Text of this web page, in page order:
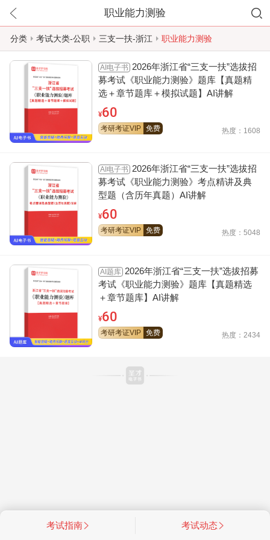
职业能力测验
分类 考试大类-公职 三支一扶-浙江 职业能力测验
AI电子书 2026年浙江省“三支一扶”选拔招
募考试《职业能力测验》题库【真题精
选＋章节题库＋模拟试题】AI讲解
¥60
考研考证VIP 免费 热度：1608
AI电子书 2026年浙江省“三支一扶”选拔招
募考试《职业能力测验》考点精讲及典
型题（含历年真题）AI讲解
¥60
考研考证VIP 免费 热度：5048
AI题库 2026年浙江省“三支一扶”选拔招募
考试《职业能力测验》题库【真题精选
＋章节题库】AI讲解
¥60
考研考证VIP 免费 热度：2434
考试指南 考试动态